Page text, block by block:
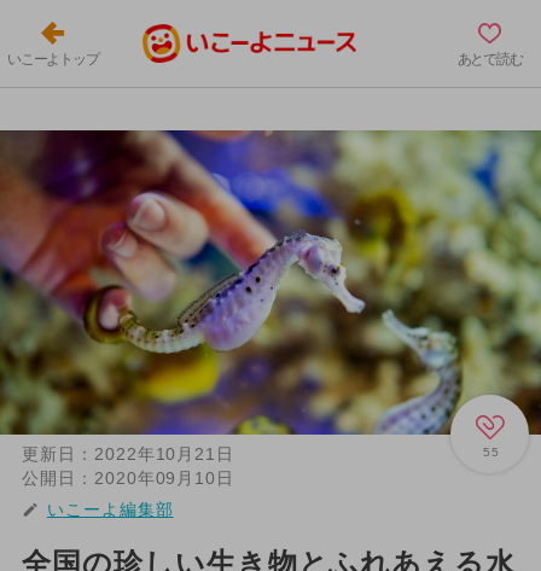
いこーよトップ あとで読む
55
更新日： 2022年10月21日
公開日： 2020年09月10日
いこーよ編集部
全国の珍しい生き物とふれあえる水